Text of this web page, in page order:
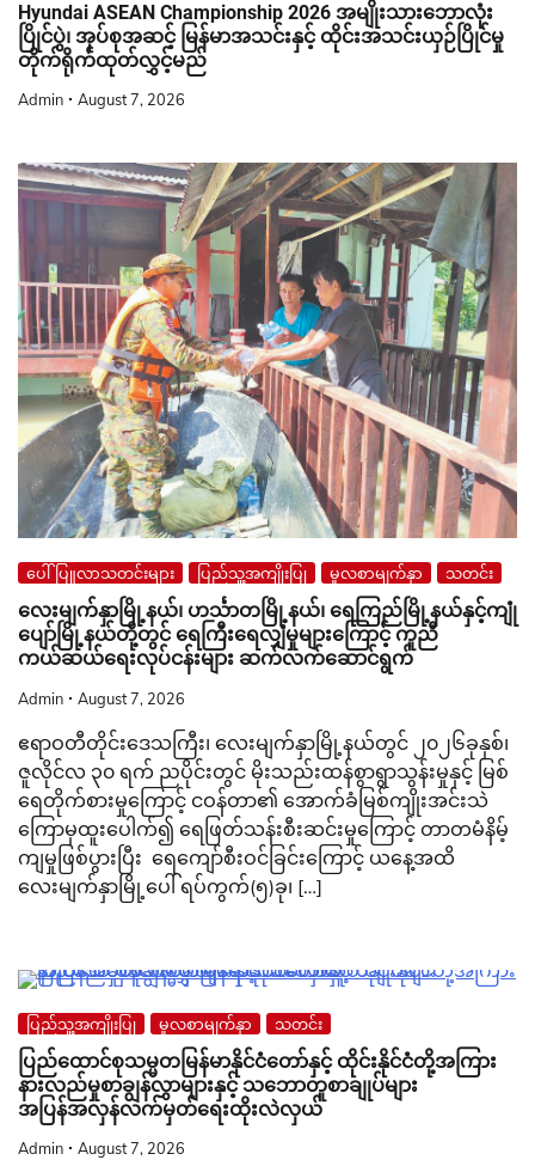
Hyundai ASEAN Championship 2026 အမျိုးသားဘောလုံး
ပြိုင်ပွဲ၊ အုပ်စုအဆင့် မြန်မာအသင်းနှင့် ထိုင်းအသင်းယှဉ်ပြိုင်မှု
တိုက်ရိုက်ထုတ်လွှင့်မည်
Admin August 7, 2026
ပေါ်ပြူလာသတင်းများ ပြည်သူ့အကျိုးပြု မူလစာမျက်နှာ သတင်း
လေးမျက်နှာမြို့နယ်၊ ဟင်္သာတမြို့နယ်၊ ရေကြည်မြို့နယ်နှင့်ကျုံ
ပျော်မြို့နယ်တို့တွင် ရေကြီးရေလျှံမှုများကြောင့် ကူညီ
ကယ်ဆယ်ရေးလုပ်ငန်းများ ဆက်လက်ဆောင်ရွက်
Admin August 7, 2026
ဧရာဝတီတိုင်းဒေသကြီး၊ လေးမျက်နှာမြို့နယ်တွင် ၂၀၂၆ခုနှစ်၊
ဇူလိုင်လ ၃၀ ရက် ညပိုင်းတွင် မိုးသည်းထန်စွာရွာသွန်းမှုနှင့် မြစ်
ရေတိုက်စားမှုကြောင့် ငဝန်တာ၏ အောက်ခံမြစ်ကျိုးအင်းသဲ
ကြောမှထူးပေါက်၍ ရေဖြတ်သန်းစီးဆင်းမှုကြောင့် တာတမံနိမ့်
ကျမှုဖြစ်ပွားပြီး ရေကျော်စီးဝင်ခြင်းကြောင့် ယနေ့အထိ
လေးမျက်နှာမြို့ပေါ် ရပ်ကွက်(၅)ခု၊ […]
ပြည်သူ့အကျိုးပြု မူလစာမျက်နှာ သတင်း
ပြည်ထောင်စုသမ္မတမြန်မာနိုင်ငံတော်နှင့် ထိုင်းနိုင်ငံတို့အကြား
နားလည်မှုစာချွန်လွှာများနှင့် သဘောတူစာချုပ်များ
အပြန်အလှန်လက်မှတ်ရေးထိုးလဲလှယ်
Admin August 7, 2026